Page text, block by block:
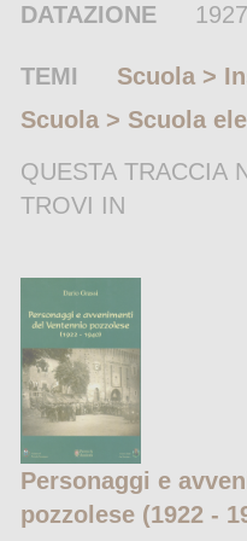
DATAZIONE 1927
TEMI
Scuola >
Scuola > Scuola
QUESTA TRACCIA
TROVI IN
Personaggi e
pozzolese (1922 -